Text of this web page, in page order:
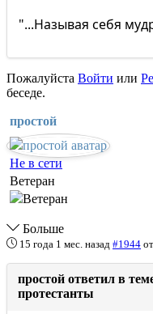
"...Называя себя
Пожалуйста Войти или
беседе.
простой
Не в сети
Ветеран
Больше
15 года 1 мес. назад #1944 от
простой ответил в
протестанты